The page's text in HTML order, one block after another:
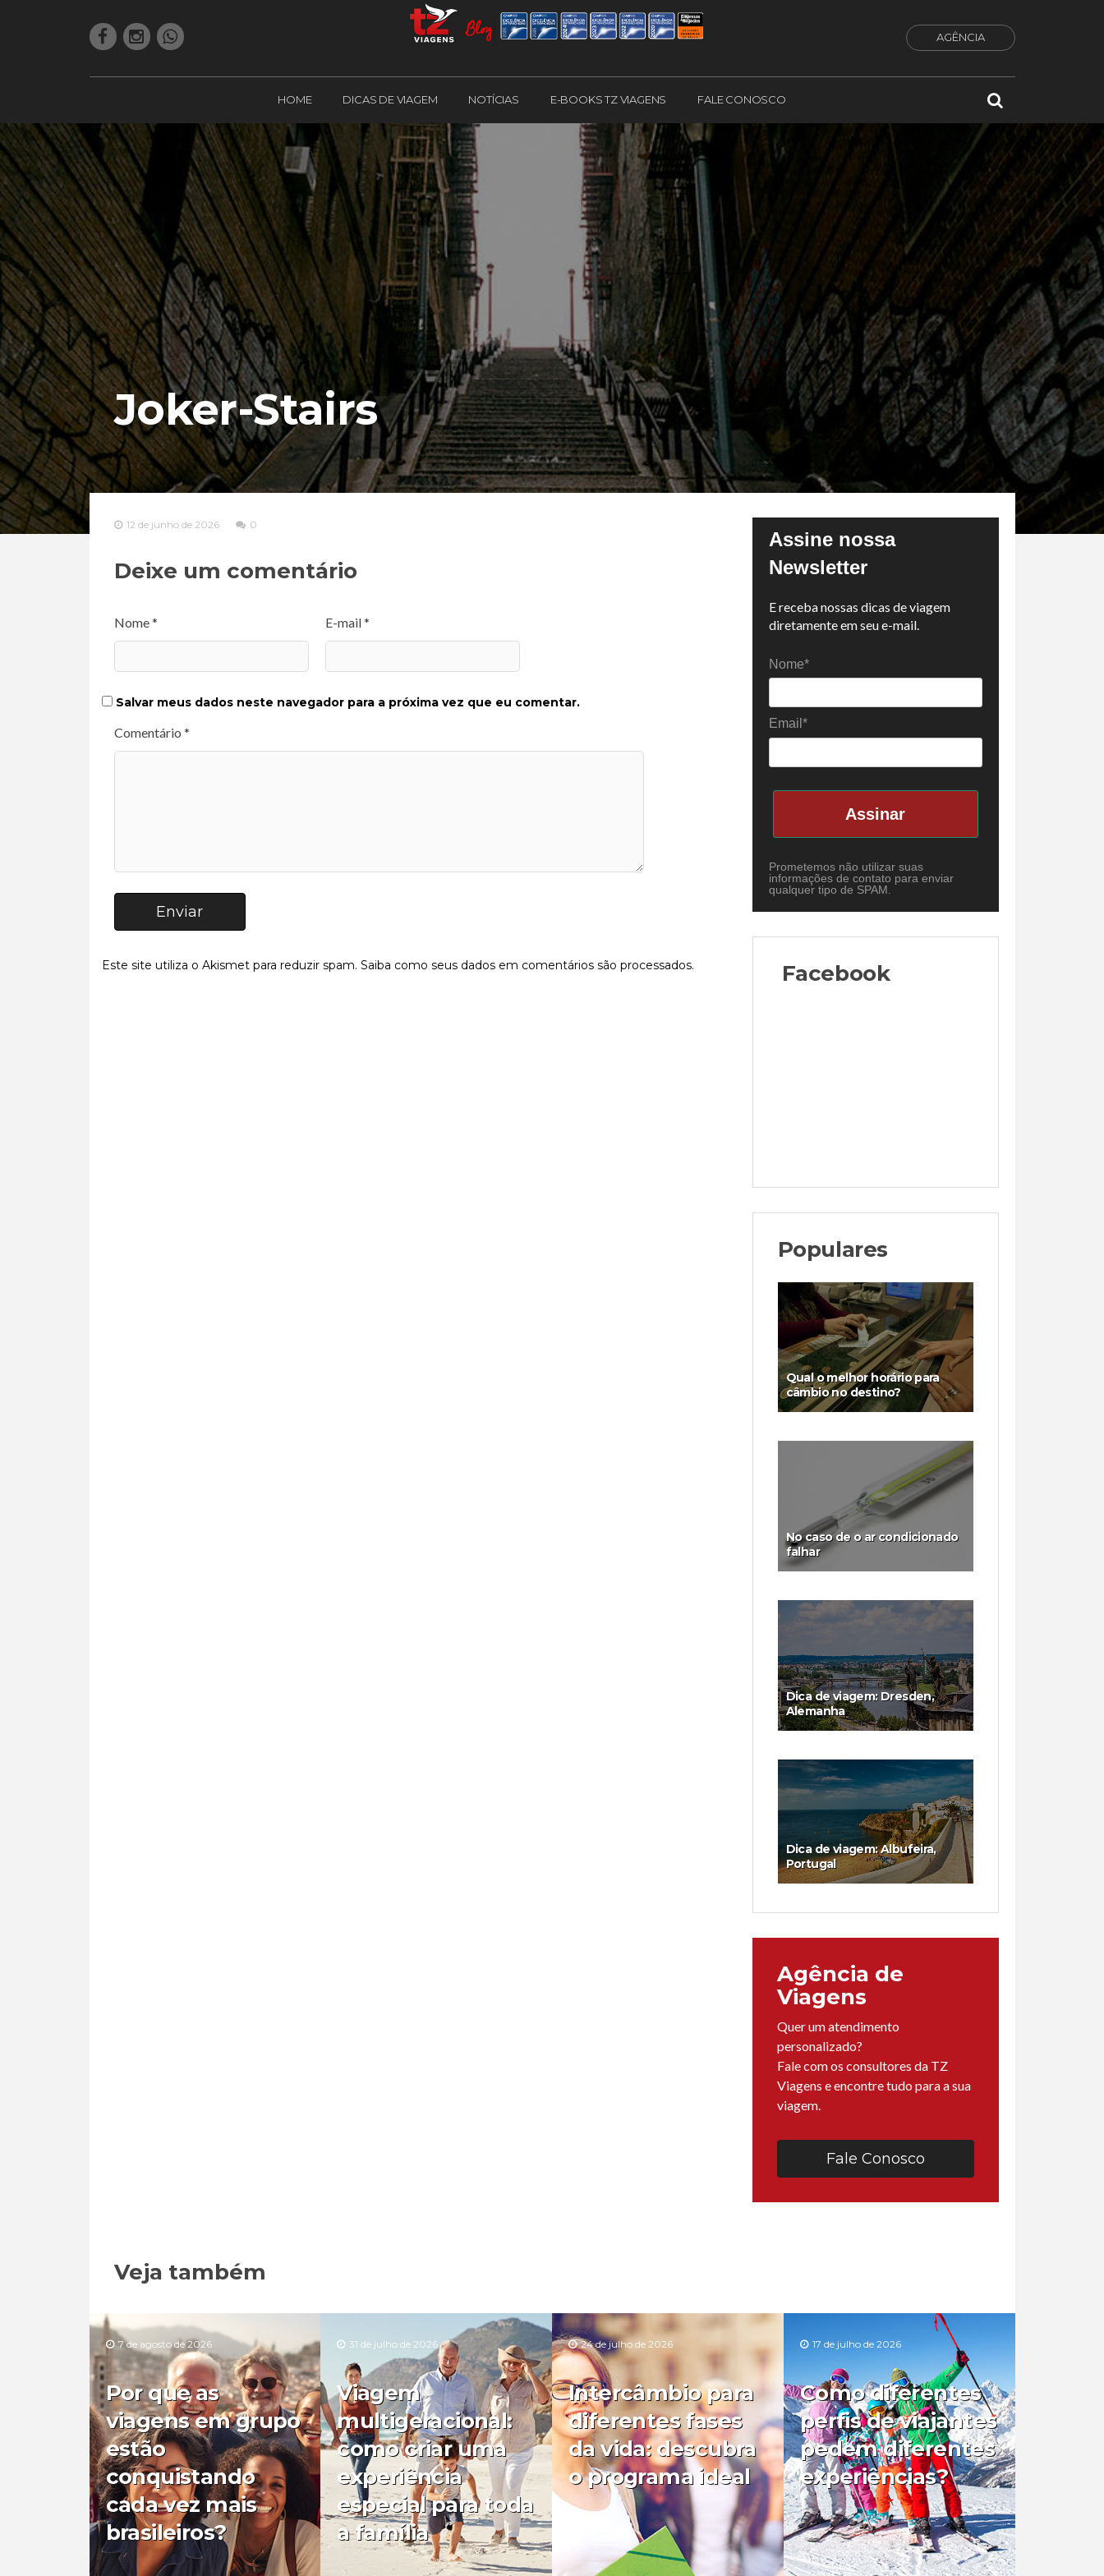
AGÊNCIA
HOME DICAS DE VIAGEM NOTÍCIAS E-BOOKS TZ VIAGENS FALE CONOSCO
Joker-Stairs
12 de junho de 2026 0
Deixe um comentário
Nome * E-mail *
Salvar meus dados neste navegador para a próxima vez que eu comentar.
Comentário *
Enviar
Este site utiliza o Akismet para reduzir spam. Saiba como seus dados em comentários são processados.
Assine nossa
Newsletter
E receba nossas dicas de viagem
diretamente em seu e-mail.
Nome*
Email*
Assinar
Prometemos não utilizar suas
informações de contato para enviar
qualquer tipo de SPAM.
Facebook
Populares
Qual o melhor horário para
câmbio no destino?
No caso de o ar condicionado
falhar
Dica de viagem: Dresden,
Alemanha
Dica de viagem: Albufeira,
Portugal
Agência de
Viagens
Quer um atendimento
personalizado?
Fale com os consultores da TZ
Viagens e encontre tudo para a sua
viagem.
Fale Conosco
Veja também
7 de agosto de 2026
Por que as
viagens em grupo
estão
conquistando
cada vez mais
brasileiros?
31 de julho de 2026
Viagem
multigeracional:
como criar uma
experiência
especial para toda
a família
24 de julho de 2026
Intercâmbio para
diferentes fases
da vida: descubra
o programa ideal
17 de julho de 2026
Como diferentes
perfis de viajantes
pedem diferentes
experiências?